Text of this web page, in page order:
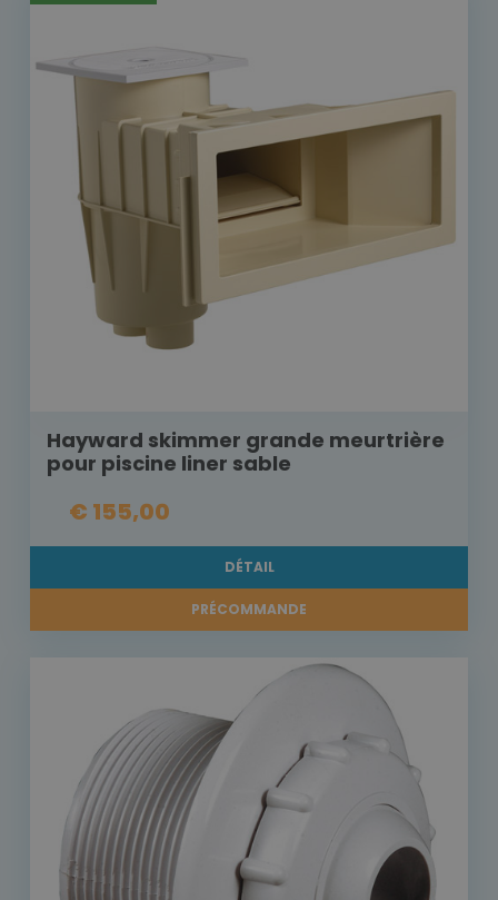
Hayward skimmer grande meurtrière
pour piscine liner sable
€ 155,00
DÉTAIL
PRÉCOMMANDE